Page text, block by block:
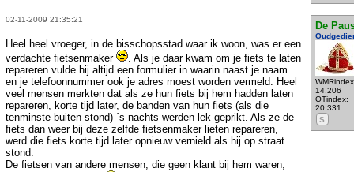
02-11-2009 21:35:21
De
14.206
OTindex:
20.331
S
Heel heel vroeger, in de bisschopsstad waar ik woon, was er een
verdachte fietsenmaker
. Als je daar kwam om je fiets te laten
repareren vulde hij altijd een formulier in waarin naast je naam
en je telefoonnummer ook je adres moest worden vermeld. Heel
veel mensen merkten dat als ze hun fiets bij hem hadden laten
repareren, korte tijd later, de banden van hun fiets (als die
tenminste buiten stond) ´s nachts werden lek geprikt. Als ze de
fiets dan weer bij deze zelfde fietsenmaker lieten repareren,
werd die fiets korte tijd later opnieuw vernield als hij op straat
stond.
De fietsen van andere mensen, die geen klant bij hem waren,